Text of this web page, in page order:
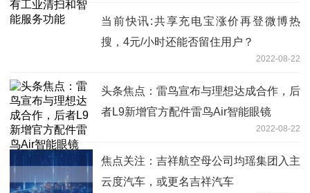
当前快讯:共享充电宝涨价再登微博热
搜，4元/小时还能否留住用户？
2022-08-22
头条焦点：雷鸟宣布与理想达成合作，后
者L9新增官方配件雷鸟Air智能眼镜
2022-08-22
焦点关注：吉祥航空母公司均瑶集团入主
云度汽车，或更名吉祥汽车